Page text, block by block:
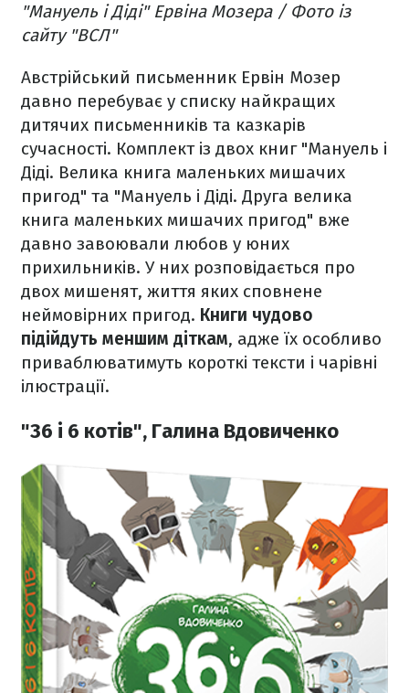
"Мануель і Діді" Ервіна Мозера / Фото із
сайту "ВСЛ"
Австрійський письменник Ервін Мозер
давно перебуває у списку найкращих
дитячих письменників та казкарів
сучасності. Комплект із двох книг "Мануель і
Діді. Велика книга маленьких мишачих
пригод" та "Мануель і Діді. Друга велика
книга маленьких мишачих пригод" вже
давно завоювали любов у юних
прихильників. У них розповідається про
двох мишенят, життя яких сповнене
неймовірних пригод. Книги чудово
підійдуть меншим діткам, адже їх особливо
приваблюватимуть короткі тексти і чарівні
ілюстрації.
"36 і 6 котів", Галина Вдовиченко